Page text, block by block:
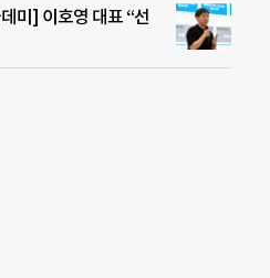
미] 이호영 대표 “선